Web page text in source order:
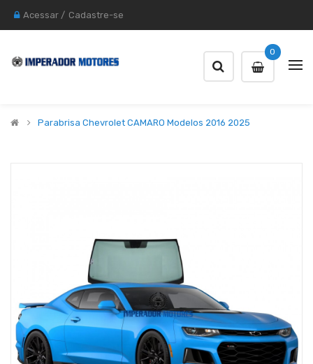
Acessar / Cadastre-se
0
Parabrisa Chevrolet CAMARO Modelos 2016 2025